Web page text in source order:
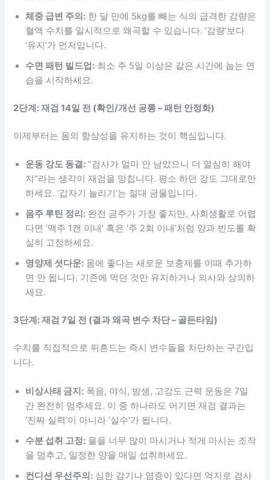
체중 급변 주의: 한 달 만에 5kg를 빼는 식의 급격한 감량은
혈액 수치를 일시적으로 왜곡할 수 있습니다. ‘감량’보다
‘유지’가 먼저입니다.
수면 패턴 빌드업: 최소 주 5일 이상은 같은 시간에 눕는 연
습을 시작하세요.
2단계: 재검 14일 전 (확인/개선 공통 – 패턴 안정화)
이제부터는 몸의 항상성을 유지하는 것이 핵심입니다.
운동 강도 동결: “검사가 얼마 안 남았으니 더 열심히 해야
지”라는 생각이 재검을 망칩니다. 평소 하던 강도 그대로만
하세요. ‘갑자기 늘리기’는 절대 금물입니다.
음주 루틴 정리: 완전 금주가 가장 좋지만, 사회생활로 어렵
다면 ‘맥주 1캔 이내’ 혹은 ‘주 2회 이내’처럼 양과 빈도를 확
실히 고정하세요.
영양제 셧다운: 몸에 좋다는 새로운 보충제를 이때 추가하
면 안 됩니다. 기존에 먹던 것만 유지하거나 의사와 상의하
세요.
3단계: 재검 7일 전 (결과 왜곡 변수 차단 – 골든타임)
수치를 직접적으로 뒤흔드는 즉시 변수들을 차단하는 구간입
니다.
비상사태 금지: 폭음, 야식, 밤샘, 고강도 근력 운동은 7일
간 완전히 멈추세요. 이 중 하나라도 어기면 재검 결과는
‘진짜 실력’이 아니라 ‘실수’가 됩니다.
수분 섭취 고정: 물을 너무 많이 마시거나 적게 마시는 조작
을 멈추고, 일정한 양을 매일 섭취하세요.
컨디션 우선주의: 심한 감기나 염증이 있다면 억지로 검사